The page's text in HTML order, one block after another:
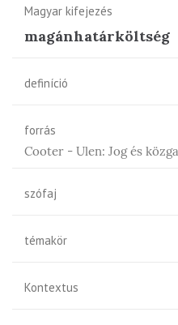
Magyar kifejezés
magánhatárköltség
definíció
forrás
Cooter - Ulen: Jog és
szófaj
témakör
Kontextus